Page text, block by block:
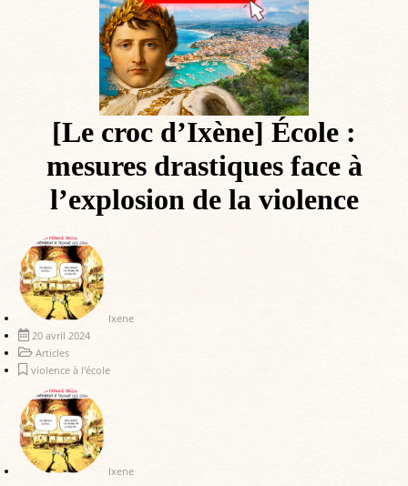
[Le croc d’Ixène] École :
mesures drastiques face à
l’explosion de la violence
Ixene
20 avril 2024
Articles
violence à l'école
Ixene